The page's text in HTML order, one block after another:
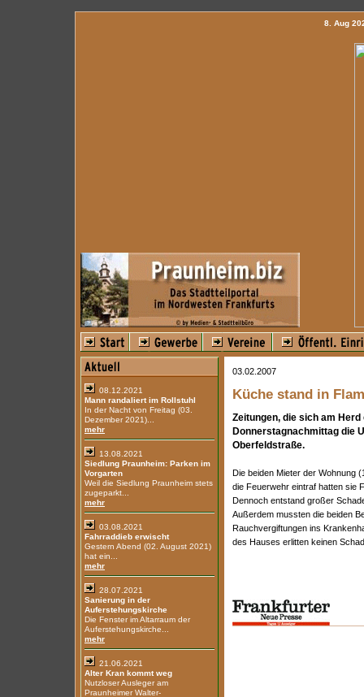
8. Aug
08.12.2021
Mann randaliert im Rollstuhl
In der Nacht von Freitag (03.
Dezember 2021)...
mehr
13.08.2021
Siedlung Praunheim: Parken im
Vorgarten
Weil die Siedlung Praunheim stets
zugeparkt...
mehr
03.08.2021
Fahrraddieb erwischt
Gestern Abend (02. August 2021)
hat ein...
mehr
28.07.2021
Sanierung in der
Auferstehungskirche
Die Fenster im Altarraum der
Auferstehungskirche...
mehr
21.06.2021
Alter Kran kommt weg
Nutzloser Ausleger am
Praunheimer Walter-
03.02.2007
Küche stand in
Zeitungen, die sich am
Donnerstagnachmittag die
Oberfeldstraße.
Die beiden Mieter der Wohnung
die Feuerwehr eintraf hatten sie
Dennoch entstand großer
Außerdem mussten die beiden
Rauchvergiftungen ins
des Hauses erlitten keinen